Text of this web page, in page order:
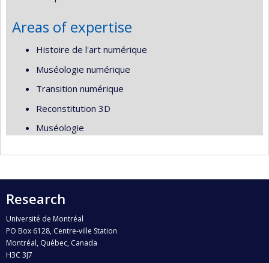
Areas of expertise
Histoire de l'art numérique
Muséologie numérique
Transition numérique
Reconstitution 3D
Muséologie
Research
Université de Montréal
PO Box 6128, Centre-ville Station
Montréal, Québec, Canada
H3C 3J7